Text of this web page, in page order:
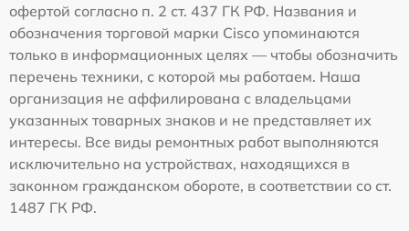
офертой согласно п. 2 ст. 437 ГК РФ. Названия и
обозначения торговой марки Cisco упоминаются
только в информационных целях — чтобы обозначить
перечень техники, с которой мы работаем. Наша
организация не аффилирована с владельцами
указанных товарных знаков и не представляет их
интересы. Все виды ремонтных работ выполняются
исключительно на устройствах, находящихся в
законном гражданском обороте, в соответствии со ст.
1487 ГК РФ.